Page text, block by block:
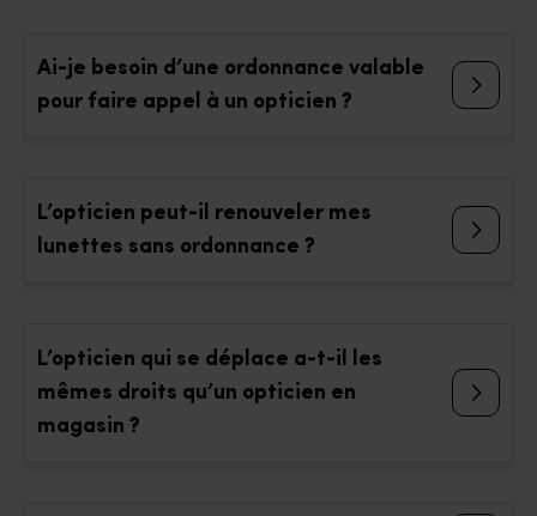
Ai-je besoin d’une ordonnance valable
pour faire appel à un opticien ?
L’opticien peut-il renouveler mes
lunettes sans ordonnance ?
L’opticien qui se déplace a-t-il les
mêmes droits qu’un opticien en
magasin ?